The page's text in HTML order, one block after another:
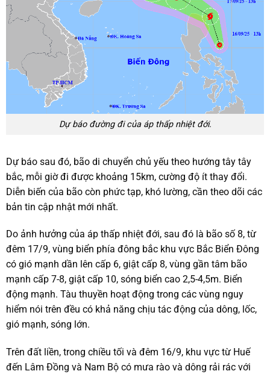
Dự báo đường đi của áp thấp nhiệt đới.
Dự báo sau đó, bão di chuyển chủ yếu theo hướng tây tây
bắc, mỗi giờ đi được khoảng 15km, cường độ ít thay đổi.
Diễn biến của bão còn phức tạp, khó lường, cần theo dõi các
bản tin cập nhật mới nhất.
Do ảnh hưởng của áp thấp nhiệt đới, sau đó là bão số 8, từ
đêm 17/9, vùng biển phía đông bắc khu vực Bắc Biển Đông
có gió mạnh dần lên cấp 6, giật cấp 8, vùng gần tâm bão
mạnh cấp 7-8, giật cấp 10, sóng biển cao 2,5-4,5m. Biển
động mạnh. Tàu thuyền hoạt động trong các vùng nguy
hiểm nói trên đều có khả năng chịu tác động của dông, lốc,
gió mạnh, sóng lớn.
Trên đất liền, trong chiều tối và đêm 16/9, khu vực từ Huế
đến Lâm Đồng và Nam Bộ có mưa rào và dông rải rác với